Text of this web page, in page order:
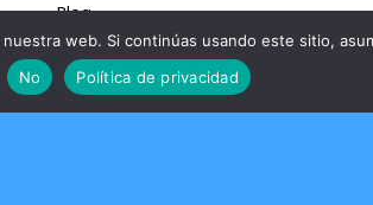
Blog
Contacto
web. Si continúas usando este sitio,
No Política de privacidad